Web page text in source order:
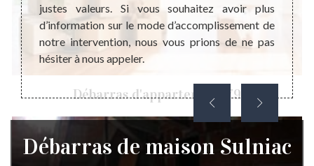
Débarras d'appartement 79
justes valeurs. Si vous souhaitez avoir plus
d’information sur le mode d’accomplissement de
notre intervention, nous vous prions de ne pas
hésiter à nous appeler.
pas
Débarras de maison Sulniac